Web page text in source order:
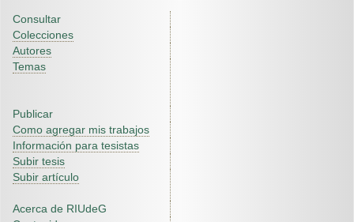
Consultar
Colecciones
Autores
Temas
Publicar
Como agregar mis trabajos
Información para tesistas
Subir tesis
Subir artículo
Acerca de RIUdeG